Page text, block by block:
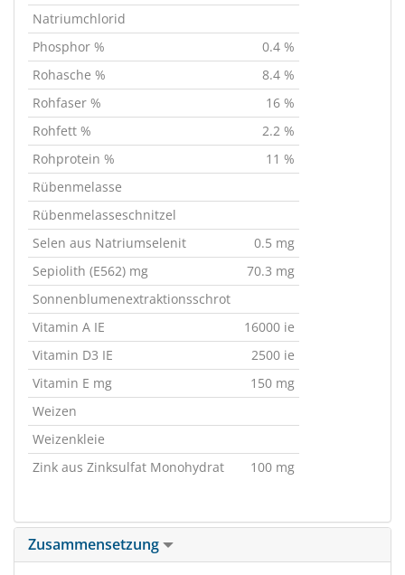
Natriumchlorid
Phosphor %
0.4 %
Rohasche %
8.4 %
Rohfaser %
16 %
Rohfett %
2.2 %
Rohprotein %
11 %
Rübenmelasse
Rübenmelasseschnitzel
Selen aus Natriumselenit
0.5 mg
Sepiolith (E562) mg
70.3 mg
Sonnenblumenextraktionsschrot
Vitamin A IE
16000 ie
Vitamin D3 IE
2500 ie
Vitamin E mg
150 mg
Weizen
Weizenkleie
Zink aus Zinksulfat Monohydrat
100 mg
Zusammensetzung